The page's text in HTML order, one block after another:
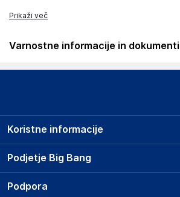
Prikaži več
Varnostne informacije in dokumenti
Podatki o proizvajalcu
Wielganizator
Poland
Podjetje Big Bang
O podjetju
Koristne informacije
Prodajna mesta
Storitve
Podpora